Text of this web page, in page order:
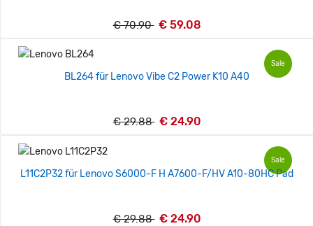
€ 70.90 € 59.08
Sale
BL264 für Lenovo Vibe C2 Power K10 A40
€ 29.88 € 24.90
Sale
L11C2P32 für Lenovo S6000-F H A7600-F/HV A10-80HC Pad
€ 29.88 € 24.90